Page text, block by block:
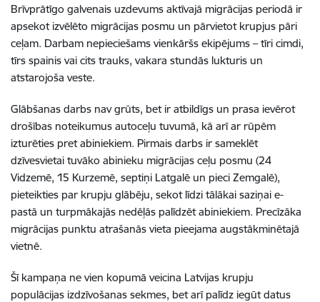
Brīvprātīgo galvenais uzdevums aktīvajā migrācijas periodā ir
apsekot izvēlēto migrācijas posmu un pārvietot krupjus pāri
ceļam. Darbam nepieciešams vienkāršs ekipējums – tīri cimdi,
tīrs spainis vai cits trauks, vakara stundās lukturis un
atstarojoša veste.
Glābšanas darbs nav grūts, bet ir atbildīgs un prasa ievērot
drošības noteikumus autoceļu tuvumā, kā arī ar rūpēm
izturēties pret abiniekiem. Pirmais darbs ir sameklēt
dzīvesvietai tuvāko abinieku migrācijas ceļu posmu (24
Vidzemē, 15 Kurzemē, septiņi Latgalē un pieci Zemgalē),
pieteikties par krupju glābēju, sekot līdzi tālākai saziņai e-
pastā un turpmākajās nedēļās palīdzēt abiniekiem. Precīzāka
migrācijas punktu atrašanās vieta pieejama augstākminētajā
vietnē.
Šī kampaņa ne vien kopumā veicina Latvijas krupju
populācijas izdzīvošanas sekmes, bet arī palīdz iegūt datus